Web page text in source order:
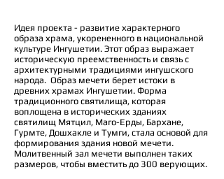
Идея проекта - развитие характерного
образа храма, укорененного в национальной
культуре Ингушетии. Этот образ выражает
историческую преемственность и связь с
архитектурными традициями ингушского
народа. Образ мечети берет истоки в
древних храмах Ингушетии. Форма
традиционного святилища, которая
воплощена в исторических зданиях
святилищ Мятцил, Маго-Ерды, Бархане,
Гурмте, Дошхакле и Тумги, стала основой для
формирования здания новой мечети.
Молитвенный зал мечети выполнен таких
размеров, чтобы вместить до 300 верующих.